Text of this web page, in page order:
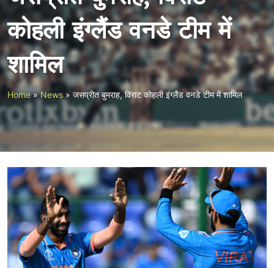
कोहली इंग्लैंड वनडे टीम में
शामिल
Home»News »जसप्रीत बुमराह, विराट कोहली इंग्लैंड वनडे टीम में शामिल